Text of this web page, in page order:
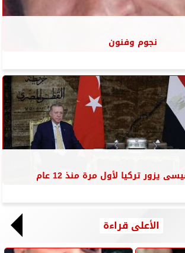
نجوم وفنون
يزور تركيا لأول مرة منذ 12 عام
الأعلى قراءة